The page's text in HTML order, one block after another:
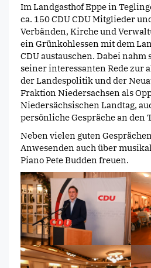
Im Landgasthof Eppe in
ca. 150 CDU CDU Mitglieder
Verbänden, Kirche und
ein Grünkohlessen mit dem
CDU austauschen. Dabei nahm
seiner interessanten Rede zur
der Landespolitik und der
Fraktion Niedersachsen als
Niedersächsischen Landtag,
persönliche Gespräche an den
Neben vielen guten
Anwesenden auch über
Piano Pete Budden freuen.